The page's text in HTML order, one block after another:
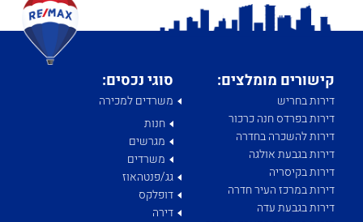
קישורים מומלצים:
דירות בחריש
דירות בפרדס חנה כרכור
דירות להשכרה בחדרה
דירות בגבעת אולגה
דירות בקיסריה
דירות במרכז העיר חדרה
דירות בגבעת עדה
סוגי נכסים:
משרדים למכירה
חנות
מגרשים
משרדים
גג/פנטהאוז
דופלקס
דירה